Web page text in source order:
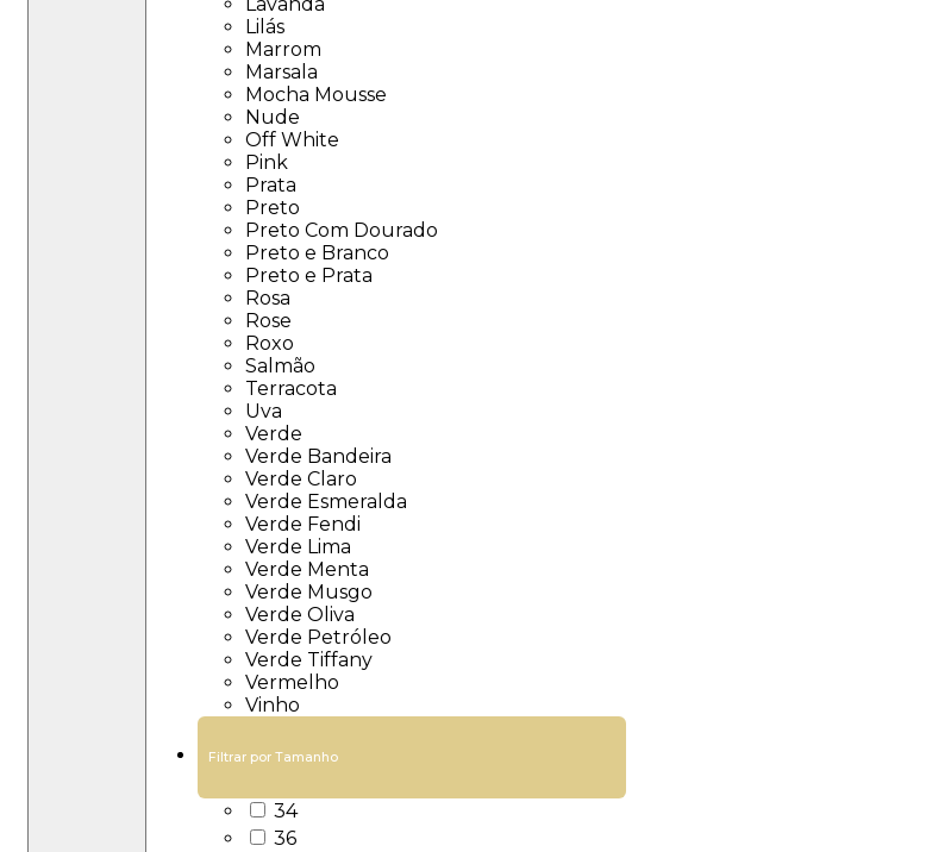
Lilás
Marrom
Marsala
Mocha Mousse
Nude
Off White
Pink
Prata
Preto
Preto Com Dourado
Preto e Branco
Preto e Prata
Rosa
Rose
Roxo
Salmão
Terracota
Uva
Verde
Verde Bandeira
Verde Claro
Verde Esmeralda
Verde Fendi
Verde Lima
Verde Menta
Verde Musgo
Verde Oliva
Verde Petróleo
Verde Tiffany
Vermelho
Vinho
Filtrar por Tamanho
34
36